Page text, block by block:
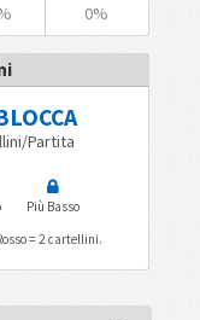
0%
Partita
Più Basso
= 2 cartellini.